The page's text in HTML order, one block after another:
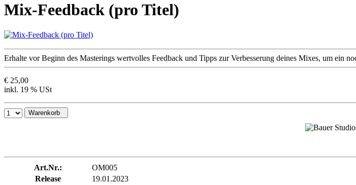
Mix-Feedback (pro Titel)
Erhalte vor Beginn des Masterings wertvolles Feedback und Tipps zur Verbesserung deines Mixes, um ein
€ 25,00
inkl. 19 % USt
Warenkorb
Art.Nr.:
OM005
Release
19.01.2023